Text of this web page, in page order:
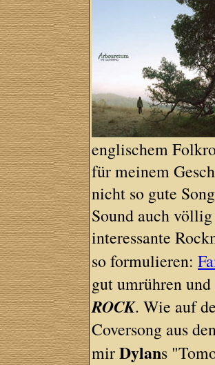
englischem
für meinem
nicht so gute
Sound auch
interessante
so formulieren:
gut umrühren
ROCK. Wie auf
Coversong aus
mirDylans